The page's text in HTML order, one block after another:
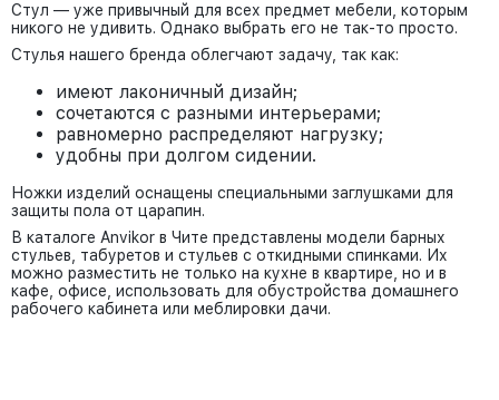
Стул — уже привычный для всех предмет мебели, которым
никого не удивить. Однако выбрать его не так-то просто.
Стулья нашего бренда облегчают задачу, так как:
имеют лаконичный дизайн;
сочетаются с разными интерьерами;
равномерно распределяют нагрузку;
удобны при долгом сидении.
Ножки изделий оснащены специальными заглушками для
защиты пола от царапин.
В каталоге Anvikor в Чите представлены модели барных
стульев, табуретов и стульев с откидными спинками. Их
можно разместить не только на кухне в квартире, но и в
кафе, офисе, использовать для обустройства домашнего
рабочего кабинета или меблировки дачи.